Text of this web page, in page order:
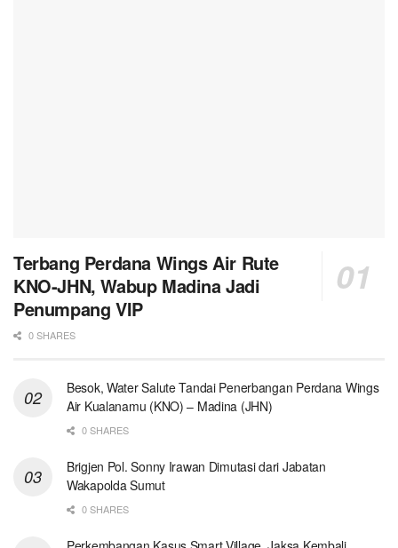
Terbang Perdana Wings Air Rute
KNO-JHN, Wabup Madina Jadi
Penumpang VIP
0 SHARES
Besok, Water Salute Tandai Penerbangan Perdana Wings
Air Kualanamu (KNO) – Madina (JHN)
0 SHARES
Brigjen Pol. Sonny Irawan Dimutasi dari Jabatan
Wakapolda Sumut
0 SHARES